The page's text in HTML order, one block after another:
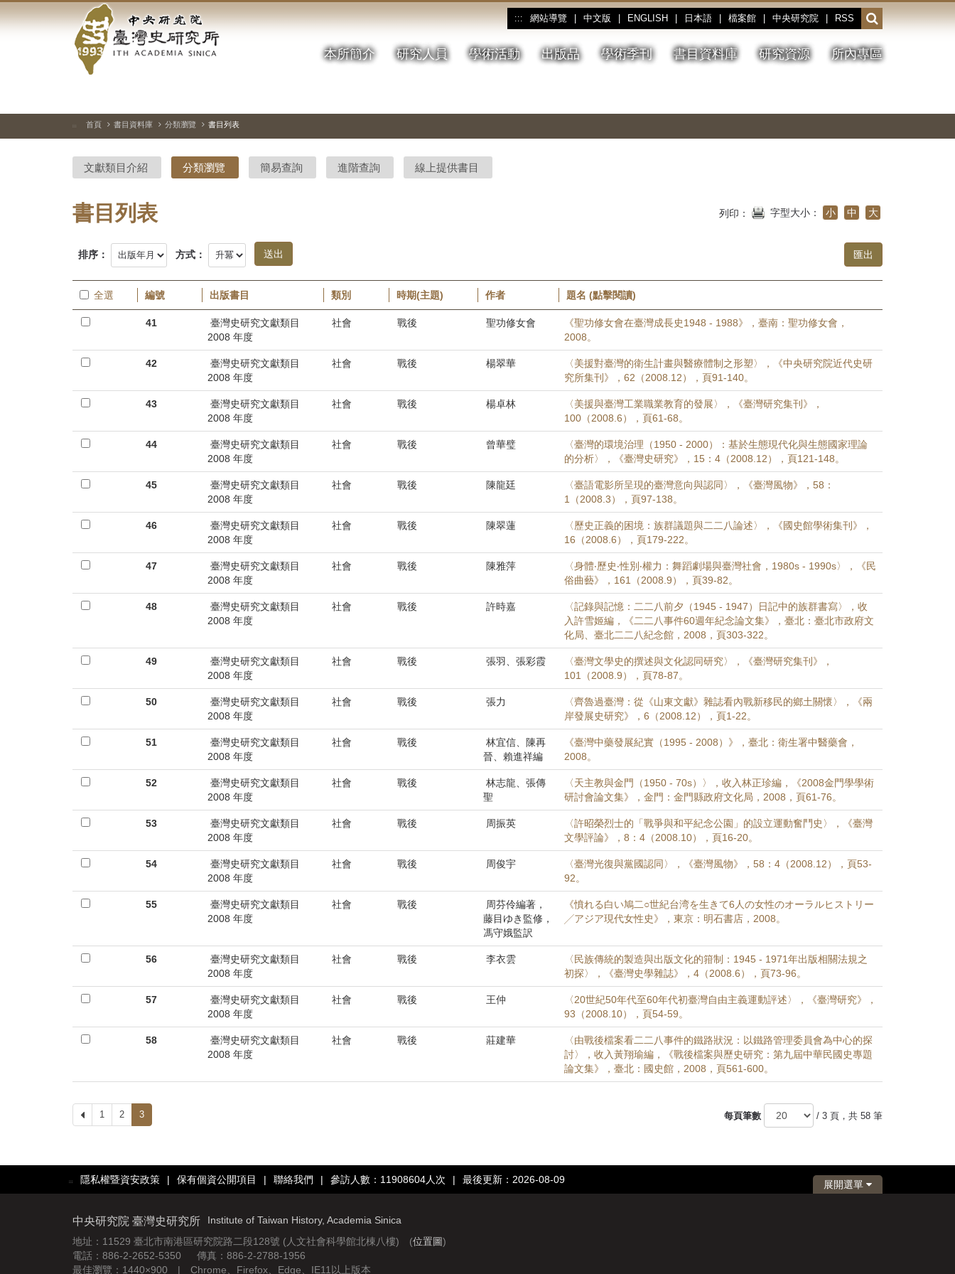
到
中
央
研
院-
臺
灣
史
究
所-
首
頁
::: 網站導覽 中文版 ENGLISH 日本語 檔案館 中央研究院 RSS
開
啟
或
收
本所簡介 研究人員 學術活動 出版品 學術季刊 書目資料庫 研究資源 所內專區
停、
圖
圖
結
::: 首頁 書目資料庫 分類瀏覽 書目列表
文獻類目介紹 分類瀏覽 簡易查詢 進階查詢 線上提供書目
書目列表 列印： 字型大小： 小 中 大
排序： 方式：
全選 編號 出版書目 類別 時期(主題) 作者 題名 (點擊閱讀)
41
臺灣史研究文獻類目
2008 年度
社會 戰後 聖功修女會
《聖功修女會在臺灣成長史1948 - 1988》，臺南：聖功修女會，
2008。
42
臺灣史研究文獻類目
2008 年度
社會 戰後 楊翠華
〈美援對臺灣的衛生計畫與醫療體制之形塑〉，《中央研究院近代史研
究所集刊》，62（2008.12），頁91-140。
43
臺灣史研究文獻類目
2008 年度
社會 戰後 楊卓林
〈美援與臺灣工業職業教育的發展〉，《臺灣研究集刊》，
100（2008.6），頁61-68。
44
臺灣史研究文獻類目
2008 年度
社會 戰後 曾華璧
〈臺灣的環境治理（1950 - 2000）：基於生態現代化與生態國家理論
的分析〉，《臺灣史研究》，15：4（2008.12），頁121-148。
45
臺灣史研究文獻類目
2008 年度
社會 戰後 陳龍廷
〈臺語電影所呈現的臺灣意向與認同〉，《臺灣風物》，58：
1（2008.3），頁97-138。
46
臺灣史研究文獻類目
2008 年度
社會 戰後 陳翠蓮
〈歷史正義的困境：族群議題與二二八論述〉，《國史館學術集刊》，
16（2008.6），頁179-222。
47
臺灣史研究文獻類目
2008 年度
社會 戰後 陳雅萍
〈身體‧歷史‧性別‧權力：舞蹈劇場與臺灣社會，1980s - 1990s〉，《民
俗曲藝》，161（2008.9），頁39-82。
48
臺灣史研究文獻類目
2008 年度
社會 戰後 許時嘉
〈記錄與記憶：二二八前夕（1945 - 1947）日記中的族群書寫〉，收
入許雪姬編，《二二八事件60週年紀念論文集》，臺北：臺北市政府文
化局、臺北二二八紀念館，2008，頁303-322。
49
臺灣史研究文獻類目
2008 年度
社會 戰後 張羽、張彩霞
〈臺灣文學史的撰述與文化認同研究〉，《臺灣研究集刊》，
101（2008.9），頁78-87。
50
臺灣史研究文獻類目
2008 年度
社會 戰後 張力
〈齊魯過臺灣：從《山東文獻》雜誌看內戰新移民的鄉土關懷〉，《兩
岸發展史研究》，6（2008.12），頁1-22。
51
臺灣史研究文獻類目
2008 年度
社會 戰後
林宜信、陳再
晉、賴進祥編
《臺灣中藥發展紀實（1995 - 2008）》，臺北：衛生署中醫藥會，
2008。
52
臺灣史研究文獻類目
2008 年度
社會 戰後
林志龍、張傳
聖
〈天主教與金門（1950 - 70s）〉，收入林正珍編，《2008金門學學術
研討會論文集》，金門：金門縣政府文化局，2008，頁61-76。
53
臺灣史研究文獻類目
2008 年度
社會 戰後 周振英
〈許昭榮烈士的「戰爭與和平紀念公園」的設立運動奮鬥史〉，《臺灣
文學評論》，8：4（2008.10），頁16-20。
54
臺灣史研究文獻類目
2008 年度
社會 戰後 周俊宇
〈臺灣光復與黨國認同〉，《臺灣風物》，58：4（2008.12），頁53-
92。
55
臺灣史研究文獻類目
2008 年度
社會 戰後
周芬伶編著，
藤目ゆき監修，
馮守娥監訳
《憤れる白い鳩二○世紀台湾を生きて6人の女性のオーラルヒストリー
╱アジア現代女性史》，東京：明石書店，2008。
56
臺灣史研究文獻類目
2008 年度
社會 戰後 李衣雲
〈民族傳統的製造與出版文化的箝制：1945 - 1971年出版相關法規之
初探〉，《臺灣史學雜誌》，4（2008.6），頁73-96。
57
臺灣史研究文獻類目
2008 年度
社會 戰後 王仲
〈20世紀50年代至60年代初臺灣自由主義運動評述〉，《臺灣研究》，
93（2008.10），頁54-59。
58
臺灣史研究文獻類目
2008 年度
社會 戰後 莊建華
〈由戰後檔案看二二八事件的鐵路狀況：以鐵路管理委員會為中心的探
討〉，收入黃翔瑜編，《戰後檔案與歷史研究：第九屆中華民國史專題
論文集》，臺北：國史館，2008，頁561-600。
上
一
1 2 3 每頁筆數 / 3 頁，共 58 筆
::: 隱私權暨資安政策 | 保有個資公開項目 | 聯絡我們 | 參訪人數：11908604人次 | 最後更新：2026-08-09 展開選單
中央研究院 臺灣史研究所
Institute of Taiwan History, Academia Sinica
地址：11529 臺北市南港區研究院路二段128號 (人文社會科學館北棟八樓) (位置圖)
電話：886-2-2652-5350 傳真：886-2-2788-1956
最佳瀏覽：1440×900 | Chrome、Firefox、Edge、IE11以上版本